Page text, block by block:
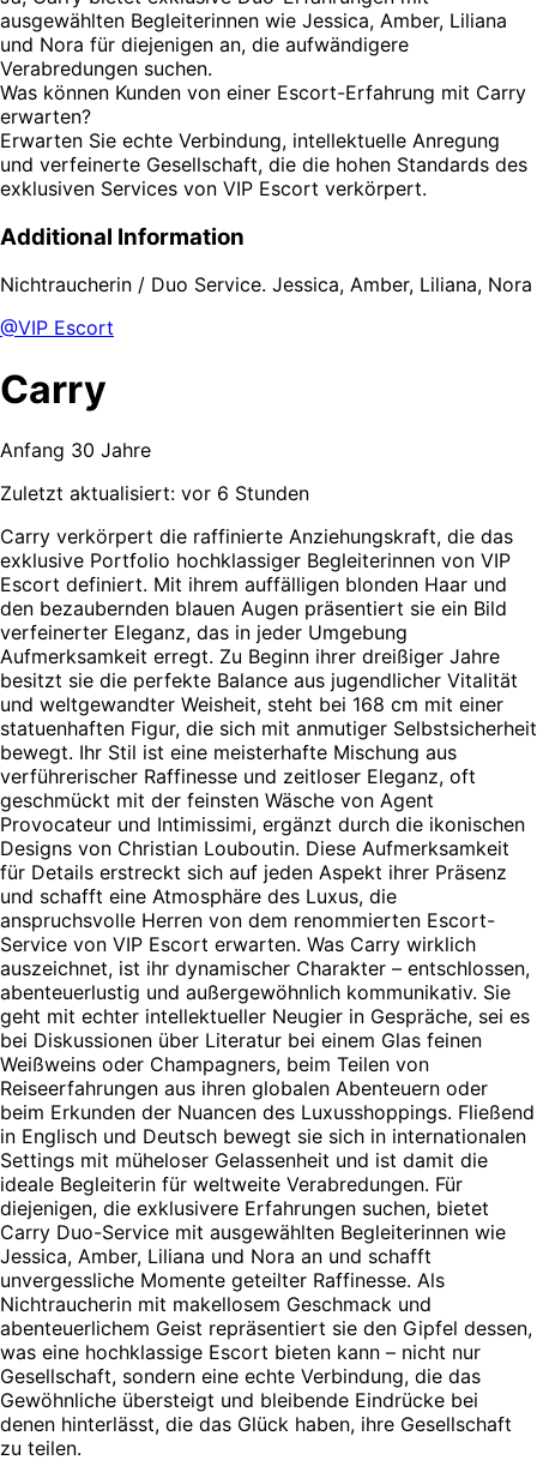
ausgewählten Begleiterinnen wie Jessica, Amber, Liliana
und Nora für diejenigen an, die aufwändigere
Verabredungen suchen.
Was können Kunden von einer Escort-Erfahrung mit Carry
erwarten?
Erwarten Sie echte Verbindung, intellektuelle Anregung
und verfeinerte Gesellschaft, die die hohen Standards des
exklusiven Services von VIP Escort verkörpert.
Additional Information
Nichtraucherin / Duo Service. Jessica, Amber, Liliana, Nora
@VIP Escort
Carry
Anfang 30 Jahre
Zuletzt aktualisiert: vor 6 Stunden
Carry verkörpert die raffinierte Anziehungskraft, die das
exklusive Portfolio hochklassiger Begleiterinnen von VIP
Escort definiert. Mit ihrem auffälligen blonden Haar und
den bezaubernden blauen Augen präsentiert sie ein Bild
verfeinerter Eleganz, das in jeder Umgebung
Aufmerksamkeit erregt. Zu Beginn ihrer dreißiger Jahre
besitzt sie die perfekte Balance aus jugendlicher Vitalität
und weltgewandter Weisheit, steht bei 168 cm mit einer
statuenhaften Figur, die sich mit anmutiger Selbstsicherheit
bewegt. Ihr Stil ist eine meisterhafte Mischung aus
verführerischer Raffinesse und zeitloser Eleganz, oft
geschmückt mit der feinsten Wäsche von Agent
Provocateur und Intimissimi, ergänzt durch die ikonischen
Designs von Christian Louboutin. Diese Aufmerksamkeit
für Details erstreckt sich auf jeden Aspekt ihrer Präsenz
und schafft eine Atmosphäre des Luxus, die
anspruchsvolle Herren von dem renommierten Escort-
Service von VIP Escort erwarten. Was Carry wirklich
auszeichnet, ist ihr dynamischer Charakter – entschlossen,
abenteuerlustig und außergewöhnlich kommunikativ. Sie
geht mit echter intellektueller Neugier in Gespräche, sei es
bei Diskussionen über Literatur bei einem Glas feinen
Weißweins oder Champagners, beim Teilen von
Reiseerfahrungen aus ihren globalen Abenteuern oder
beim Erkunden der Nuancen des Luxusshoppings. Fließend
in Englisch und Deutsch bewegt sie sich in internationalen
Settings mit müheloser Gelassenheit und ist damit die
ideale Begleiterin für weltweite Verabredungen. Für
diejenigen, die exklusivere Erfahrungen suchen, bietet
Carry Duo-Service mit ausgewählten Begleiterinnen wie
Jessica, Amber, Liliana und Nora an und schafft
unvergessliche Momente geteilter Raffinesse. Als
Nichtraucherin mit makellosem Geschmack und
abenteuerlichem Geist repräsentiert sie den Gipfel dessen,
was eine hochklassige Escort bieten kann – nicht nur
Gesellschaft, sondern eine echte Verbindung, die das
Gewöhnliche übersteigt und bleibende Eindrücke bei
denen hinterlässt, die das Glück haben, ihre Gesellschaft
zu teilen.